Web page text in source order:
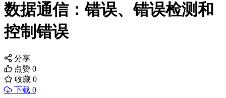
数据通信：错误、错误检测和
控制错误
分享
点赞 0
收藏 0
下载 0